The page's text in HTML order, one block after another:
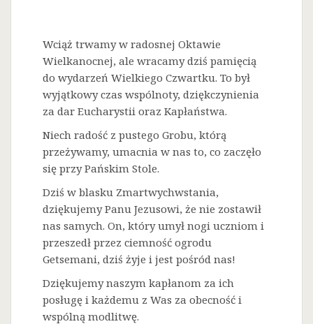
Wciąż trwamy w radosnej Oktawie
Wielkanocnej, ale wracamy dziś pamięcią
do wydarzeń Wielkiego Czwartku. To był
wyjątkowy czas wspólnoty, dziękczynienia
za dar Eucharystii oraz Kapłaństwa.
Niech radość z pustego Grobu, którą
przeżywamy, umacnia w nas to, co zaczęło
się przy Pańskim Stole.
Dziś w blasku Zmartwychwstania,
dziękujemy Panu Jezusowi, że nie zostawił
nas samych. On, który umył nogi uczniom i
przeszedł przez ciemność ogrodu
Getsemani, dziś żyje i jest pośród nas!
Dziękujemy naszym kapłanom za ich
posługę i każdemu z Was za obecność i
wspólną modlitwę.